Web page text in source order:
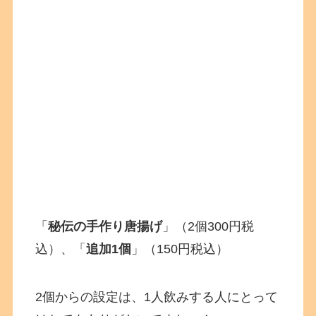
「秘伝の手作り唐揚げ」（2個300円税
込）、「追加1個 」（150円税込）
2個からの設定は、1人飲みする人にとって